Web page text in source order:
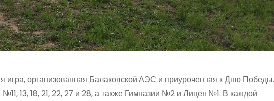
игра, организованная Балаковской АЭС и приуроченная к Дню Победы.
13, 18, 21, 22, 27 и 28, а также Гимназии №2 и Лицея №1. В каждой